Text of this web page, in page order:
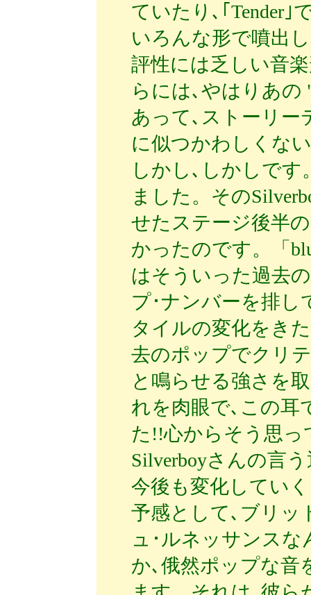
ていたり､｢Tender｣
いろんな形で噴出
評性には乏しい音
らには､やはりあの
あって､ストーリー
に似つかわしくな
しかし､しかしで
ました。その
せたステージ後半
かったのです。「
はそういった過去
プ･ナンバーを排し
タイルの変化をき
去のポップでクリ
と鳴らせる強さを
れを肉眼で､この耳
た!!心からそう思っ
Silverboyさんの言
今後も変化してい
予感として､ブリッ
ュ･ルネッサンスな
か､俄然ポップな音